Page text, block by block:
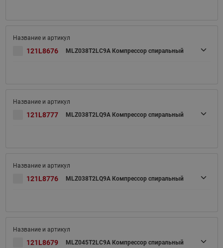
121L8676 MLZ038T2LC9A Компрессор спиральный
121L8777 MLZ038T2LQ9A Компрессор спиральный
121L8776 MLZ038T2LQ9A Компрессор спиральный
121L8679 MLZ045T2LC9A Компрессор спиральный